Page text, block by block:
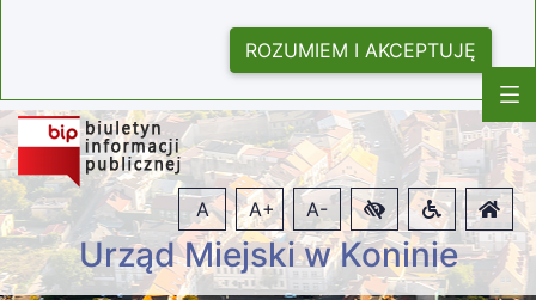
ROZUMIEM I AKCEPTUJĘ
Urząd Miejski w Koninie
A A+ A-